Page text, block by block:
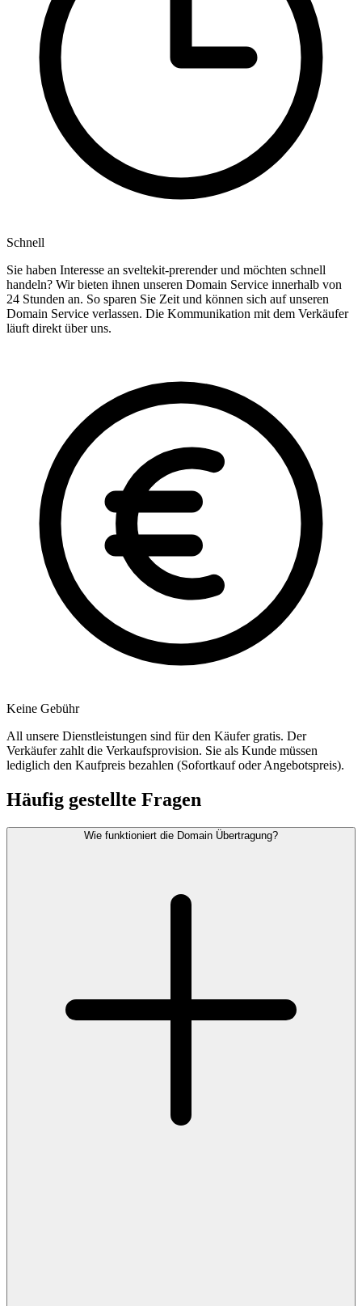
Schnell
Sie haben Interesse an sveltekit-prerender und möchten schnell
handeln? Wir bieten ihnen unseren Domain Service innerhalb von
24 Stunden an. So sparen Sie Zeit und können sich auf unseren
Domain Service verlassen. Die Kommunikation mit dem Verkäufer
läuft direkt über uns.
Keine Gebühr
All unsere Dienstleistungen sind für den Käufer gratis. Der
Verkäufer zahlt die Verkaufsprovision. Sie als Kunde müssen
lediglich den Kaufpreis bezahlen (Sofortkauf oder Angebotspreis).
Häufig gestellte Fragen
Wie funktioniert die Domain Übertragung?